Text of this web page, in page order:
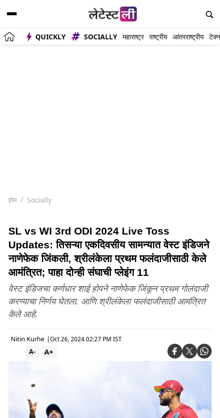
QUICKLY SOCIALLY महाराष्ट्र राष्ट्रीय आंतरराष्ट्रीय
होम Socially
SL vs WI 3rd ODI 2024 Live Toss
Updates: तिसऱ्या एकदिवसीय सामन्यात वेस्ट इंडिजने
नाणेफेक जिंकली, श्रीलंकेला प्रथम फलंदाजीसाठी केले
आमंत्रित; पाहा दोन्ही संघाची प्लेइंग 11
वेस्ट इंडिजचा कर्णधार शाई होपने नाणेफेक जिंकून प्रथम गोलंदाजी
करण्याचा निर्णय घेतला. आणि श्रीलंकेला फलंदाजीसाठी आमंत्रित
केले आहे.
Nitin Kurhe |Oct 26, 2024 02:27 PM IST
A+
A-